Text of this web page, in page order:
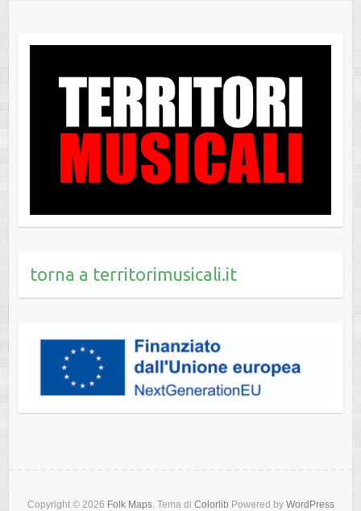
torna a territorimusicali.it
Copyright © 2026 Folk Maps. Tema di Colorlib Powered by WordPress